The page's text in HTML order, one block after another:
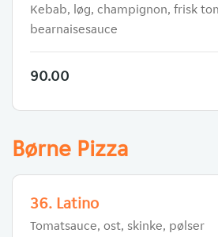
Kebab, løg, champignon, frisk
bearnaisesauce
90.00
Børne Pizza
36. Latino
Tomatsauce, ost, skinke, pølser